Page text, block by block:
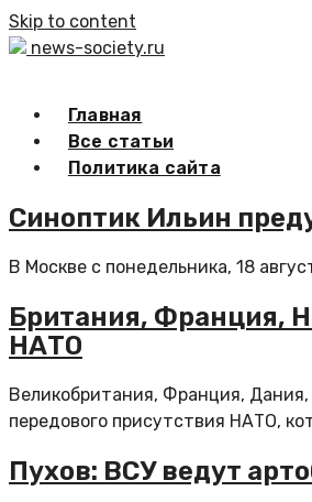
Skip to content
news-society.ru
Главная
Все статьи
Политика сайта
Синоптик Ильин
В Москве с понедельника, 18
Британия, Франция,
НАТО
Великобритания, Франция,
передового присутствия НАТО,
Пухов: ВСУ ведут